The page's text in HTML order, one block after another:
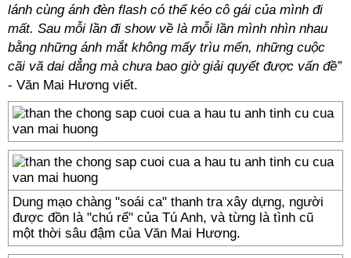
lánh cùng ánh đèn flash có thể kéo cô gái của mình đi
mất. Sau mỗi lần đi show về là mỗi lần mình nhìn nhau
bằng những ánh mắt không mấy trìu mến, những cuộc
cãi vã dai dẳng mà chưa bao giờ giải quyết được vấn đề”
- Văn Mai Hương viết.
Dung mạo chàng "soái ca" thanh tra xây dựng, người
được đồn là "chú rể" của Tú Anh, và từng là tình cũ
một thời sâu đậm của Văn Mai Hương.